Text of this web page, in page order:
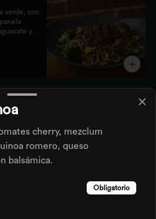
verde, con
y
y peras
cherry, mezclum
romero, queso
balsámica.
Obligatorio